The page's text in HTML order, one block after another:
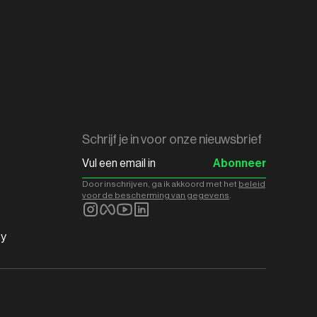
Schrijf je in voor onze nieuwsbrief
Abonneer
Door inschrijven, ga ik akkoord met het beleid
voor de bescherming van gegevens